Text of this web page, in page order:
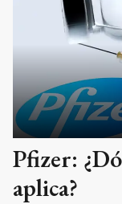
Pfizer:
aplica?